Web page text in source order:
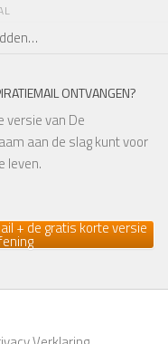
ONTVANGEN?
versie van De
aan de slag kunt voor
leven.
+ de gratis korte versie